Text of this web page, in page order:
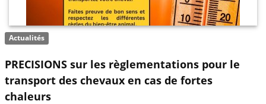
Actualités
PRECISIONS sur les règlementations pour le
transport des chevaux en cas de fortes
chaleurs